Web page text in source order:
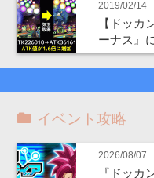
2019/02/14
【ドッカ
ーナス』
イベント攻略
2026/08/07
『ドッカ